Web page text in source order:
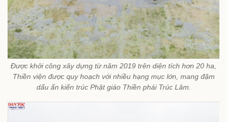
Được khởi công xây dựng từ năm 2019 trên diện tích hơn 20 ha,
Thiền viện được quy hoạch với nhiều hạng mục lớn, mang đậm
dấu ấn kiến trúc Phật giáo Thiền phái Trúc Lâm.